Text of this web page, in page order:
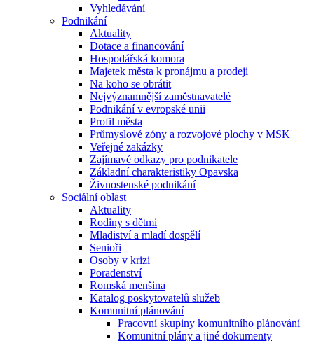
Vyhledávání
Podnikání
Aktuality
Dotace a financování
Hospodářská komora
Majetek města k pronájmu a prodeji
Na koho se obrátit
Nejvýznamnější zaměstnavatelé
Podnikání v evropské unii
Profil města
Průmyslové zóny a rozvojové plochy v MSK
Veřejné zakázky
Zajímavé odkazy pro podnikatele
Základní charakteristiky Opavska
Živnostenské podnikání
Sociální oblast
Aktuality
Rodiny s dětmi
Mladiství a mladí dospělí
Senioři
Osoby v krizi
Poradenství
Romská menšina
Katalog poskytovatelů služeb
Komunitní plánování
Pracovní skupiny komunitního plánování
Komunitní plány a jiné dokumenty